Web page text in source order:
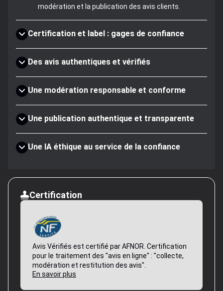
modération et la publication des avis clients.
Certification et label : gages de confiance
Des avis authentiques et vérifiés
Une modération responsable et conforme
Une publication authentique et transparente
Une IA éthique au service de la confiance
Certification
Avis Vérifiés est certifié par AFNOR. Certification
pour le traitement des "avis en ligne" : "collecte,
modération et restitution des avis".
En savoir plus